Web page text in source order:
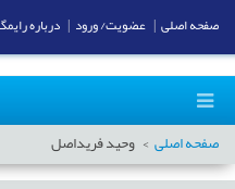
صفحه اصلی وحید فریداصل
صفحه اصلی عضویت/ ورود درباره رایمگ